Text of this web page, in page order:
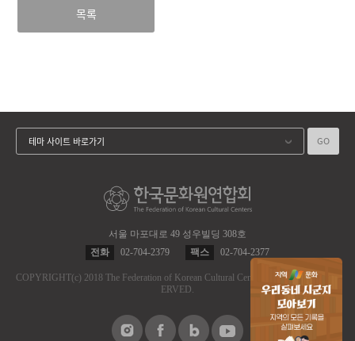
목록
서울 마포대로 49 성우빌딩 308호
전화
02-704-2379 팩스 02-704-2377
COPYRIGHT(c) 2018 The Federation of Korean Cultural Centers.
ALL RIGHT RES
ERVED.
테마 사이트 바로가기 GO